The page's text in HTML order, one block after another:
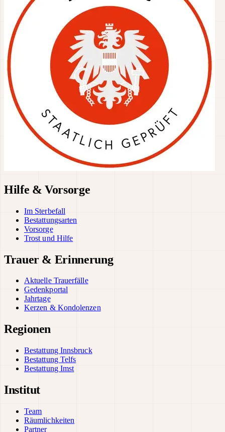
Hilfe & Vorsorge
Im Sterbefall
Bestattungsarten
Vorsorge
Trost und Hilfe
Trauer & Erinnerung
Aktuelle Trauerfälle
Gedenkportal
Jahrtage
Kerzen & Kondolenzen
Regionen
Bestattung Innsbruck
Bestattung Telfs
Bestattung Imst
Institut
Team
Räumlichkeiten
Partner